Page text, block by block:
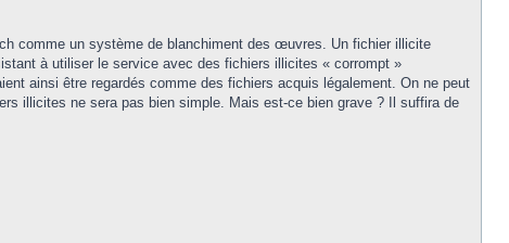
comme un système de blanchiment des œuvres. Un fichier illicite
à utiliser le service avec des fichiers illicites « corrompt »
ainsi être regardés comme des fichiers acquis légalement. On ne peut
illicites ne sera pas bien simple. Mais est-ce bien grave ? Il suffira de